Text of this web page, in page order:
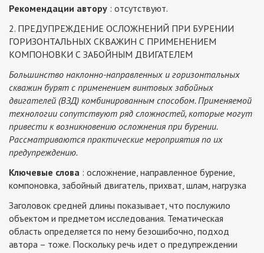
Рекомендации автору : отсутствуют.
2. ПРЕДУПРЕЖДЕНИЕ ОСЛОЖНЕНИЙ ПРИ БУРЕНИИ
ГОРИЗОНТАЛЬНЫХ СКВАЖИН С ПРИМЕНЕНИЕМ
КОМПОНОВКИ С ЗАБОЙНЫМ ДВИГАТЕЛЕМ
Большинство наклонно-направленных и горизонтальных
скважин бурят с применением винтовых забойных
двигателей (ВЗД) комбинированным способом. Применяемой
технологии сопутствуют ряд сложностей, которые могут
привести к возникновению осложнения при бурении.
Рассматриваются практические мероприятия по их
предупреждению.
Ключевые слова : осложнение, направленное бурение,
компоновка, забойный двигатель, прихват, шлам, нагрузка
Заголовок средней длины показывает, что послужило
объектом и предметом исследования. Тематическая
область определяется по нему безошибочно, подход
автора – тоже. Поскольку речь идет о предупреждении